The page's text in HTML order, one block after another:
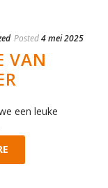
Posted4 mei 2025
VAN
een leuke